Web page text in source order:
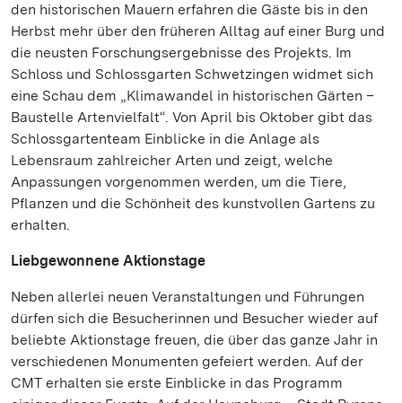
den historischen Mauern erfahren die Gäste bis in den
Herbst mehr über den früheren Alltag auf einer Burg und
die neusten Forschungsergebnisse des Projekts. Im
Schloss und Schlossgarten Schwetzingen widmet sich
eine Schau dem „Klimawandel in historischen Gärten –
Baustelle Artenvielfalt“. Von April bis Oktober gibt das
Schlossgartenteam Einblicke in die Anlage als
Lebensraum zahlreicher Arten und zeigt, welche
Anpassungen vorgenommen werden, um die Tiere,
Pflanzen und die Schönheit des kunstvollen Gartens zu
erhalten.
Liebgewonnene Aktionstage
Neben allerlei neuen Veranstaltungen und Führungen
dürfen sich die Besucherinnen und Besucher wieder auf
beliebte Aktionstage freuen, die über das ganze Jahr in
verschiedenen Monumenten gefeiert werden. Auf der
CMT erhalten sie erste Einblicke in das Programm